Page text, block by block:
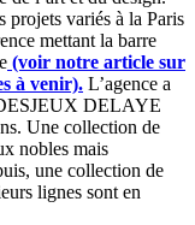
projets variés à la Paris
mettant la barre
(voir notre article sur
à venir). L’agence a
DELAYE
Une collection de
nobles mais
une collection de
lignes sont en